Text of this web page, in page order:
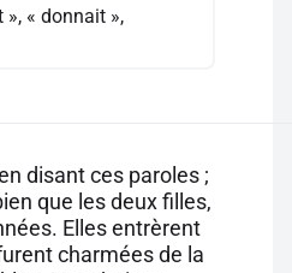
« donnait »,
disant ces paroles ;
que les deux filles,
Elles entrèrent
charmées de la